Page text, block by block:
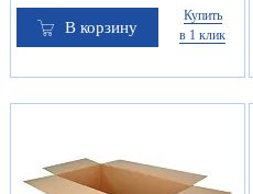
В корзину
Купить
в 1 клик